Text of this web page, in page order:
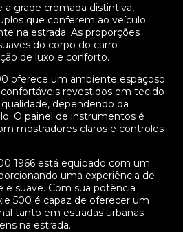
a grade cromada distintiva,
que conferem ao veículo
na estrada. As proporções
do corpo do carro
de luxo e conforto.
oferece um ambiente espaçoso
revestidos em tecido
dependendo da
O painel de instrumentos é
mostradores claros e controles
1966 está equipado com um
uma experiência de
suave. Com sua potência
500 é capaz de oferecer um
tanto em estradas urbanas
na estrada.